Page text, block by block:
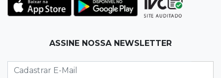
Mulher que deu garrafada após briga de
trânsito vai ter que pagar R$ 5 mil
Operação
para tapa-buracos na Capital
ASSINE NOSSA NEWSLETTER